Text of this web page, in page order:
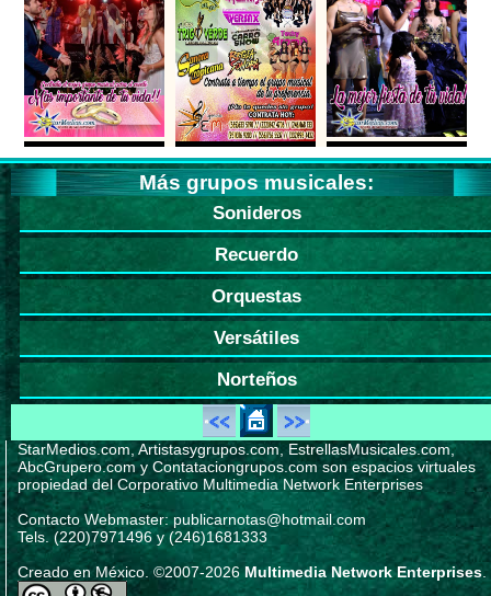
Más grupos musicales:
Sonideros
Recuerdo
Orquestas
Versátiles
Norteños
StarMedios.com, Artistasygrupos.com, EstrellasMusicales.com,
AbcGrupero.com y Contataciongrupos.com son espacios virtuales
propiedad del Corporativo Multimedia Network Enterprises
Contacto Webmaster: publicarnotas@hotmail.com
Tels. (220)7971496 y (246)1681333
Creado en México. ©2007-2026Multimedia Network Enterprises